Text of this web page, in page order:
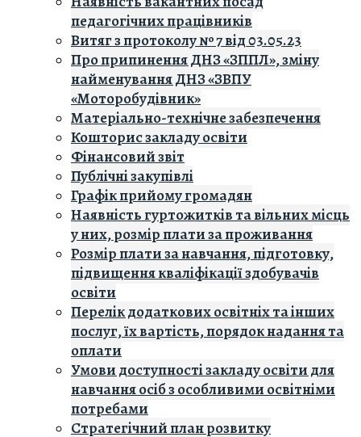
педагогічних працівників
Витяг з протоколу № 7 від 03.05.23
Про припинення ДНЗ «ЗППЛ», зміну
найменування ДНЗ «ЗВПУ
«Моторобудівник»
Матеріально-технічне забезпечення
Кошторис закладу освiти
Фінансовий звіт
Публічні закупівлі
Графік прийому громадян
Наявність гуртожитків та вільних місць
у них, розмір плати за проживання
Розмір плати за навчання, підготовку,
підвищення кваліфікації здобувачів
освіти
Перелік додаткових освітніх та інших
послуг, їх вартість, порядок надання та
оплати
Умови доступності закладу освіти для
навчання осіб з особливими освітніми
потребами
Стратегічний план розвитку